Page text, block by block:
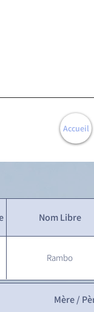
Accueil
Nom Libre
Rambo
Mère /